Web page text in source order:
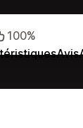
Avis
100%